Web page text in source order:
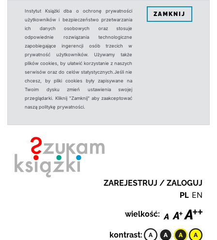
Instytut Książki dba o ochronę prywatności
użytkowników i bezpieczeństwo przetwarzania
ich danych osobowych oraz stosuje
odpowiednie rozwiązania technologiczne
zapobiegające ingerencji osób trzecich w
prywatność użytkowników. Używamy także
plików cookies, by ułatwić korzystanie z naszych
serwisów oraz do celów statystycznych.Jeśli nie
chcesz, by pliki cookies były zapisywane na
Twoim dysku zmień ustawienia swojej
przeglądarki. Kliknij "Zamknij" aby zaakceptować
naszą politykę prywatności.
ZAMKNIJ
ZAREJESTRUJ / ZALOGUJ
PL EN
wielkość:
kontrast: